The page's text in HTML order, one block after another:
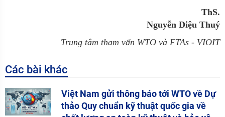
ThS.
Nguyễn Diệu Thuý
Trung tâm tham vấn WTO và FTAs - VIOIT
Các bài khác
Việt Nam gửi thông báo tới WTO về Dự
thảo Quy chuẩn kỹ thuật quốc gia về